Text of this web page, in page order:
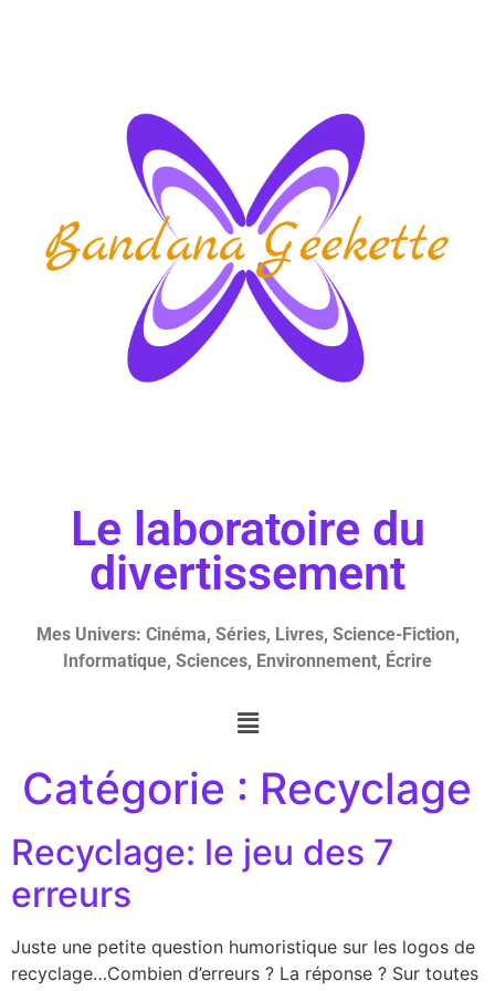
Le laboratoire du
divertissement
Mes Univers: Cinéma, Séries, Livres, Science-Fiction,
Informatique, Sciences, Environnement, Écrire
Catégorie : Recyclage
Recyclage: le jeu des 7
erreurs
Juste une petite question humoristique sur les logos de
recyclage…Combien d’erreurs ? La réponse ? Sur toutes